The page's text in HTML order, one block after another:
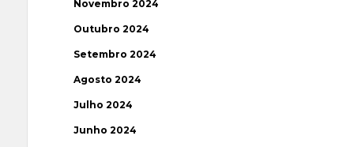
Novembro 2024
Outubro 2024
Setembro 2024
Agosto 2024
Julho 2024
Junho 2024